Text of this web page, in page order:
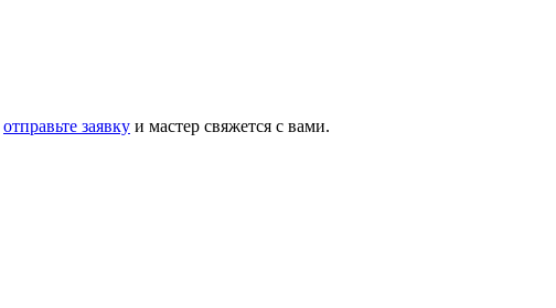
отправьте заявку и мастер свяжется с вами.